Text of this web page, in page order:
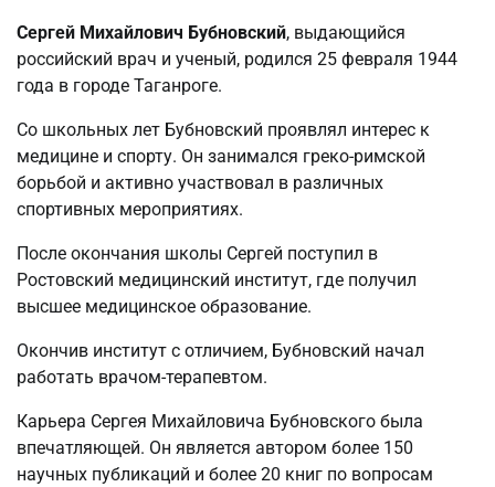
Сергей Михайлович Бубновский, выдающийся
российский врач и ученый, родился 25 февраля 1944
года в городе Таганроге.
Со школьных лет Бубновский проявлял интерес к
медицине и спорту. Он занимался греко-римской
борьбой и активно участвовал в различных
спортивных мероприятиях.
После окончания школы Сергей поступил в
Ростовский медицинский институт, где получил
высшее медицинское образование.
Окончив институт с отличием, Бубновский начал
работать врачом-терапевтом.
Карьера Сергея Михайловича Бубновского была
впечатляющей. Он является автором более 150
научных публикаций и более 20 книг по вопросам